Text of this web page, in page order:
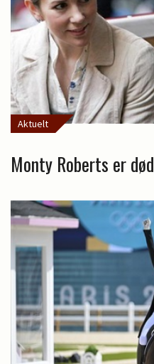
Aktuelt
Monty Roberts er død